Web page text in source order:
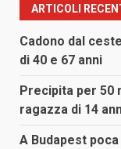
ARTICOLI
Cadono dal
di 40 e 67 anni
Precipita per 50
ragazza di 14
A Budapest